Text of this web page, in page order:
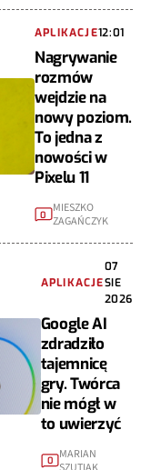
APLIKACJE12:01
Nagrywanie
rozmów
wejdzie na
nowy poziom.
To jedna z
nowości w
Pixelu 11
0
MIESZKO
ZAGAŃCZYK
APLIKACJE
07
SIE
2026
Google AI
zdradziło
tajemnicę
gry. Twórca
nie mógł w
to uwierzyć
0
MARIAN